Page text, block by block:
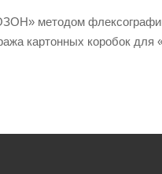
методом
картонных коробок